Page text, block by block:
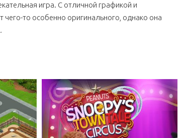
игра. С отличной графикой и
то особенно оригинального, однако она